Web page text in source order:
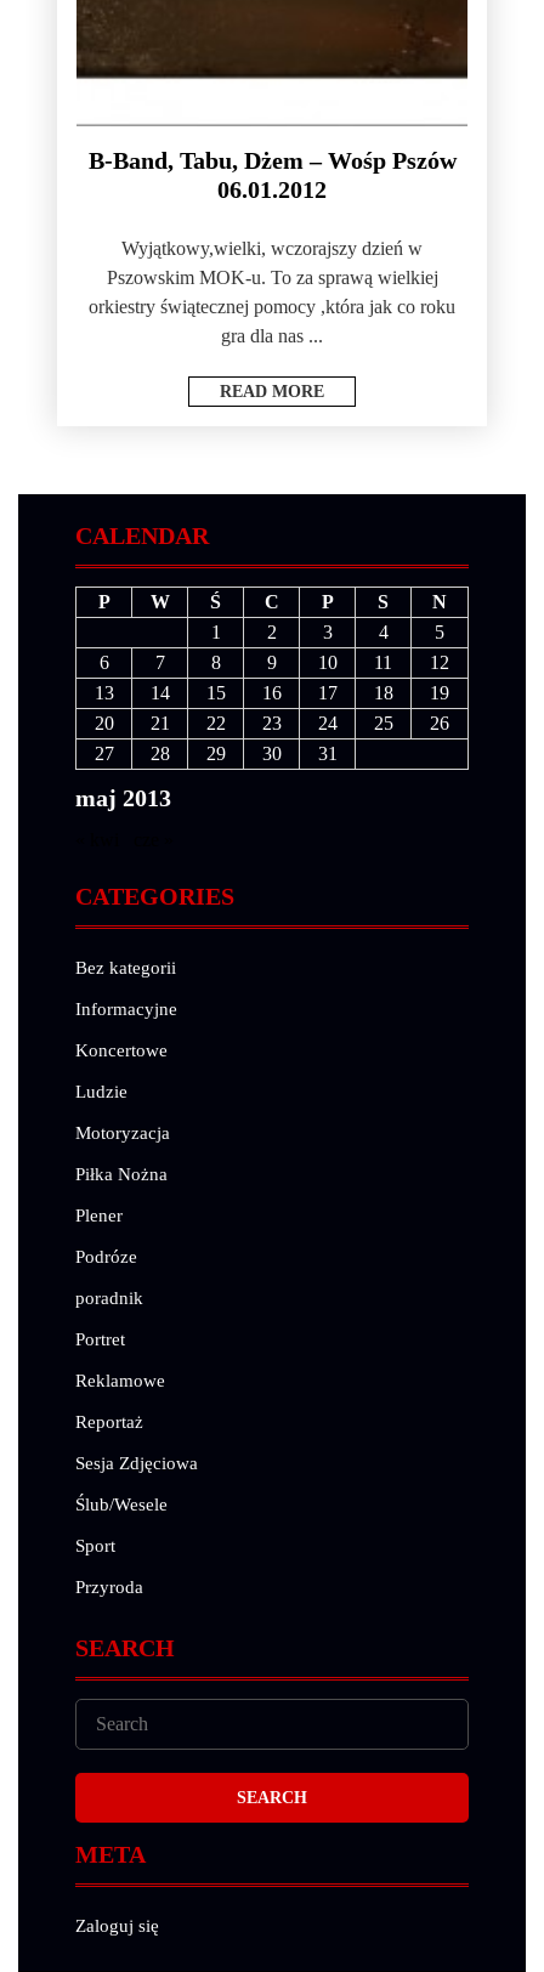
B-Band, Tabu, Dżem – Wośp Pszów
06.01.2012
Wyjątkowy,wielki, wczorajszy dzień w
Pszowskim MOK-u. To za sprawą wielkiej
orkiestry świątecznej pomocy ,która jak co roku
gra dla nas ...
READ MORE
CALENDAR
maj 2013
P W Ś C P S
N
1
2 3 4
5
6
7 8 9 10 11
12
13
14 15 16 17 18
19
20
21 22 23 24 25
26
27
28 29 30 31
CATEGORIES
Bez kategorii
Informacyjne
Koncertowe
Ludzie
Motoryzacja
Piłka Nożna
Plener
Podróze
poradnik
Portret
Reklamowe
Reportaż
Sesja Zdjęciowa
Ślub/Wesele
Sport
Przyroda
SEARCH
META
Zaloguj się